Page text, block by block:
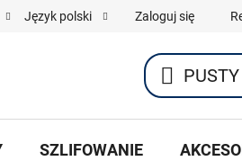
Język polski Zaloguj się
KOSZYK
SZLIFOWANIE